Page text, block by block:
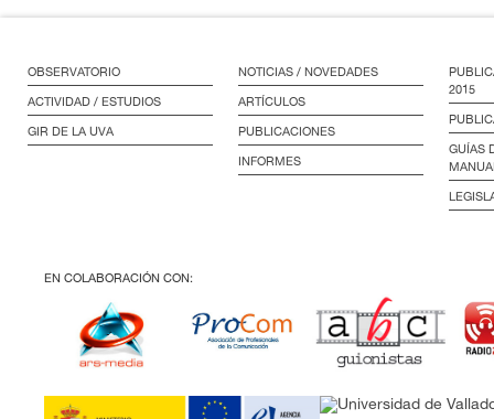
OBSERVATORIO
ACTIVIDAD / ESTUDIOS
GIR DE LA UVA
NOTICIAS / NOVEDADES
ARTÍCULOS
PUBLICACIONES
INFORMES
2015
GUÍAS
EN COLABORACIÓN CON: